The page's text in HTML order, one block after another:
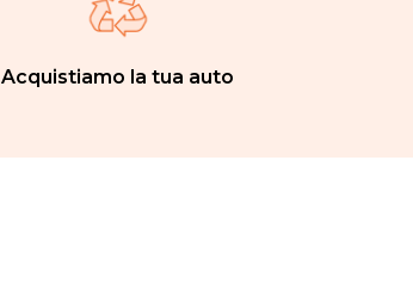
Acquistiamo la tua auto